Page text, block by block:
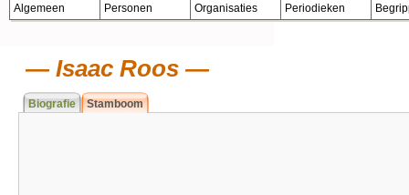
Algemeen Personen Organisaties Periodieken
Isaac Roos
Biografie Stamboom